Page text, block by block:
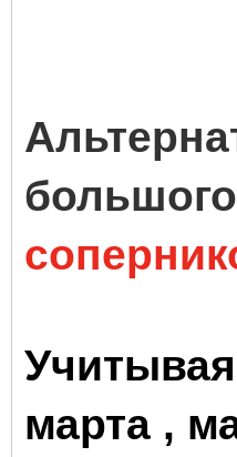
марта ,